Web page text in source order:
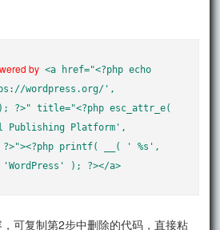
by <a href="<?php echo
wordpress.org/',
?>" title="<?php esc_attr_e(
Publishing Platform',
printf( __( ' %s',
); ?></a>
可复制第2步中删除的代码，直接粘